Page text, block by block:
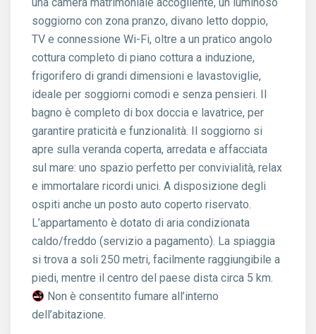
soggiorno con zona pranzo, divano letto doppio,
TV e connessione Wi-Fi, oltre a un pratico angolo
cottura completo di piano cottura a induzione,
frigorifero di grandi dimensioni e lavastoviglie,
ideale per soggiorni comodi e senza pensieri. Il
bagno è completo di box doccia e lavatrice, per
garantire praticità e funzionalità. Il soggiorno si
apre sulla veranda coperta, arredata e affacciata
sul mare: uno spazio perfetto per convivialità, relax
e immortalare ricordi unici. A disposizione degli
ospiti anche un posto auto coperto riservato.
L’appartamento è dotato di aria condizionata
caldo/freddo (servizio a pagamento). La spiaggia
si trova a soli 250 metri, facilmente raggiungibile a
piedi, mentre il centro del paese dista circa 5 km.
Non è consentito fumare all’interno
dell’abitazione.